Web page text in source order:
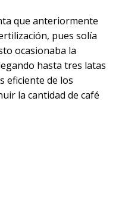
que anteriormente
pues solía
ocasionaba la
hasta tres latas
eficiente de los
la cantidad de café